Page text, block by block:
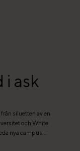
ask
siluetten av en
och White
nya campus
Tidigt under